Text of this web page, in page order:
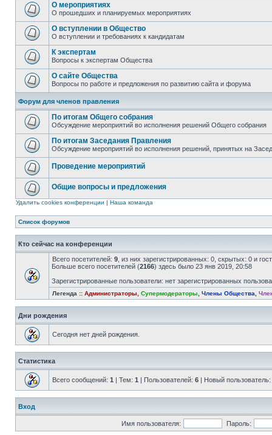
О мероприятиях
О прошедших и планируемых мероприятиях
О вступлении в Общество
О вступлении и требованиях к кандидатам
К экспертам
Вопросы к экспертам Общества
О сайте Общества
Вопросы по работе и предложения по развитию сайта и форума
Форум для членов правления
По итогам Общего собрания
Обсуждение мероприятий во исполнения решений Общего собрания
По итогам Заседания Правления
Обсуждение мероприятий во исполнения решений, принятых на
Проведение мероприятий
Общие вопросы и предложения
Удалить cookies конференции | Наша команда
Список форумов
Кто сейчас на конференции
Всего посетителей: 9 , из них зарегистрированных: 0, скрытых: 0 и
Больше всего посетителей (2166) здесь было 23 янв 2019, 20:58
Зарегистрированные пользователи: нет зарегистрированных
Легенда :: Администраторы Супермодераторы Члены Общества
Дни рождения
Сегодня нет дней рождения.
Статистика
Всего сообщений: 1 | Тем: 1 | Пользователей: 6 | Новый пользователь:
Вход
Имя пользователя: Пароль: